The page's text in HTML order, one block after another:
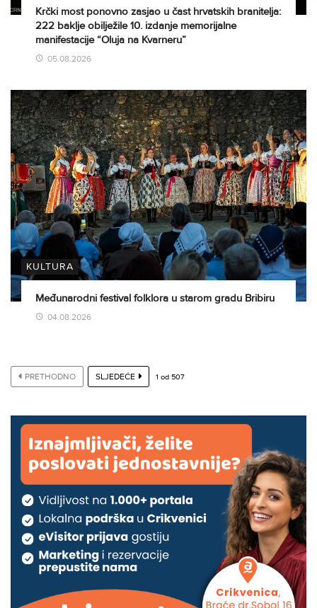
Krčki most ponovno zasjao u čast hrvatskih branitelja:
222 baklje obilježile 10. izdanje memorijalne
manifestacije “Oluja na Kvarneru”
05.08.2026
KULTURA
Međunarodni festival folklora u starom gradu Bribiru
04.08.2026
PRETHODNO SLJEDEĆE 1 od 507